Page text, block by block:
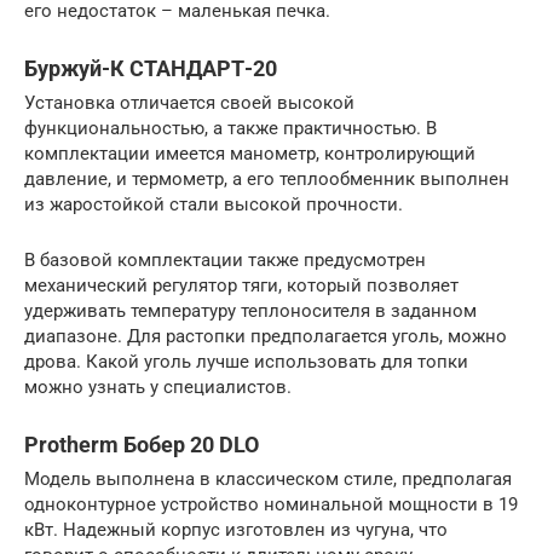
его недостаток – маленькая печка.
Буржуй-К СТАНДАРТ-20
Установка отличается своей высокой
функциональностью, а также практичностью. В
комплектации имеется манометр, контролирующий
давление, и термометр, а его теплообменник выполнен
из жаростойкой стали высокой прочности.
В базовой комплектации также предусмотрен
механический регулятор тяги, который позволяет
удерживать температуру теплоносителя в заданном
диапазоне. Для растопки предполагается уголь, можно
дрова. Какой уголь лучше использовать для топки
можно узнать у специалистов.
Protherm Бобер 20 DLO
Модель выполнена в классическом стиле, предполагая
одноконтурное устройство номинальной мощности в 19
кВт. Надежный корпус изготовлен из чугуна, что